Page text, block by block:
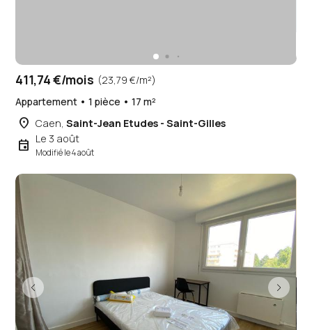
411,74 €/mois (23,79 €/m²)
Appartement • 1 pièce • 17 m²
place Caen,Saint-Jean Etudes - Saint-Gilles
event Le 3 août
Modifié le 4 août